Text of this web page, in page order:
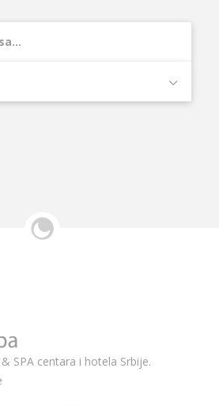
SPA centara i hotela Srbije.